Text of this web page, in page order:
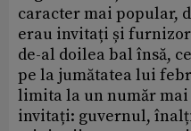
caracter mai popular,
erau invitați și
de-al doilea bal însă,
pe la jumătatea lui
limita la un număr mai
invitați: guvernul,